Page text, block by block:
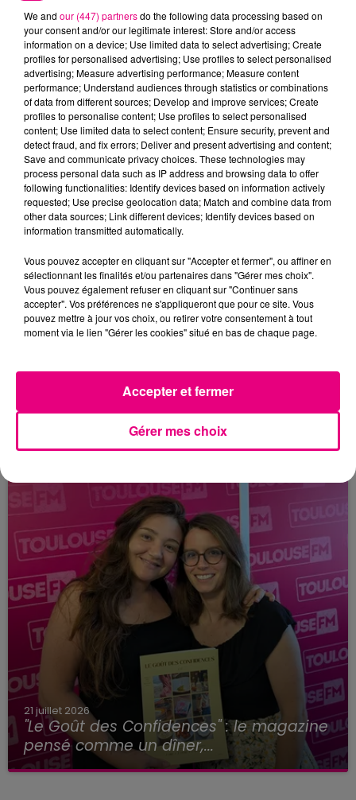
22 juillet 2026
Toulouse : circulation perturbée dans le
secteur François Verdier...
Affaire Jubillar : le procès en appel
reporté au premier semestre 2027
21 juillet 2026
"Le Goût des Confidences" : le magazine
pensé comme un dîner,...
We and our (447) partnersdo the following data processing based on
your consent and/or our legitimate interest: Store and/or access
information on a device; Use limited data to select advertising; Create
profiles for personalised advertising; Use profiles to select personalised
advertising; Measure advertising performance; Measure content
performance; Understand audiences through statistics or combinations
of data from different sources; Develop and improve services; Create
profiles to personalise content; Use profiles to select personalised
content; Use limited data to select content; Ensure security, prevent and
detect fraud, and fix errors; Deliver and present advertising and content;
Save and communicate privacy choices. These technologies may
process personal data such as IP address and browsing data to offer
following functionalities: Identify devices based on information actively
requested; Use precise geolocation data; Match and combine data from
other data sources; Link different devices; Identify devices based on
information transmitted automatically.
Vous pouvez accepter en cliquant sur "Accepter et fermer", ou affiner en
sélectionnant les finalités et/ou partenaires dans "Gérer mes choix".
Vous pouvez également refuser en cliquant sur "Continuer sans
accepter". Vos préférences ne s'appliqueront que pour ce site. Vous
pouvez mettre à jour vos choix, ou retirer votre consentement à tout
moment via le lien "Gérer les cookies" situé en bas de chaque page.
Gérer mes choix
Accepter et fermer